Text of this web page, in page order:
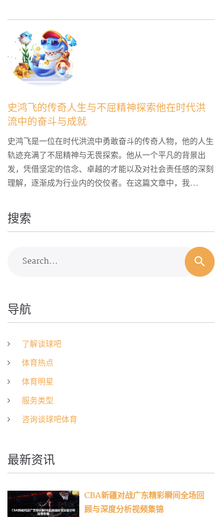
史鸿飞的传奇人生与不屈精神探索他在时代洪
流中的奋斗与成就
史鸿飞是一位在时代洪流中勇敢奋斗的传奇人物，他的人生
轨迹充满了不屈精神与无畏探索。他从一个平凡的背景出
发，凭借坚定的信念、卓越的才能以及对社会责任感的深刻
理解，逐渐成为行业内的佼佼者。在这篇文章中，我...
搜索
Search...
导航
了解谈球吧
体育热点
体育明星
服务类型
咨询谈球吧体育
最新资讯
CBA新疆对战广东精彩瞬间全场回
顾与深度分析视频集锦